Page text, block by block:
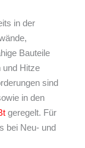
in der
Bauteile
und Hitze
sind
in den
geregelt. Für
bei Neu- und